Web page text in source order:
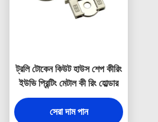
ট্রলি টোকেন কিউট হাউস শেপ কীরিং
ইউভি প্রিন্টিং মেটাল কী রিং হোল্ডার
সেরা দাম পান